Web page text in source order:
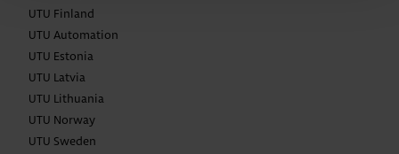
UTU Finland
UTU Automation
UTU Estonia
UTU Latvia
UTU Lithuania
UTU Norway
UTU Sweden